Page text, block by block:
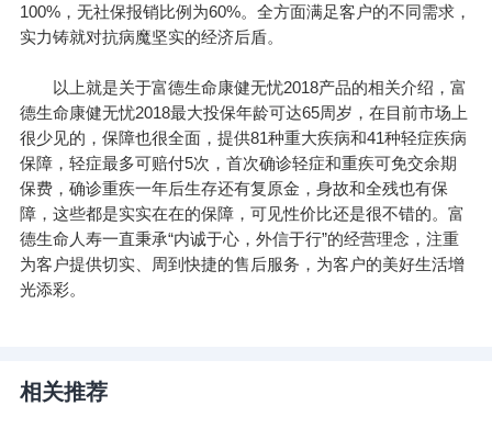
100%，无社保报销比例为60%。全方面满足客户的不同需求，
实力铸就对抗病魔坚实的经济后盾。
以上就是关于富德生命康健无忧2018产品的相关介绍，富
德生命康健无忧2018最大投保年龄可达65周岁，在目前市场上
很少见的，保障也很全面，提供81种重大疾病和41种轻症疾病
保障，轻症最多可赔付5次，首次确诊轻症和重疾可免交余期
保费，确诊重疾一年后生存还有复原金，身故和全残也有保
障，这些都是实实在在的保障，可见性价比还是很不错的。富
德生命人寿一直秉承“内诚于心，外信于行”的经营理念，注重
为客户提供切实、周到快捷的售后服务，为客户的美好生活增
光添彩。
相关推荐